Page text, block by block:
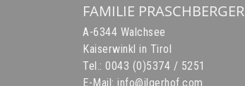
FAMILIE PRASCHBERGER
A-6344 Walchsee
Kaiserwinkl in Tirol
Tel.: 0043 (0)5374 / 5251
E-Mail: info@ilgerhof.com